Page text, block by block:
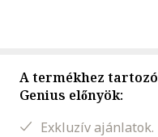
A termékhez tartozó
Genius előnyök:
Exkluzív ajánlatok.